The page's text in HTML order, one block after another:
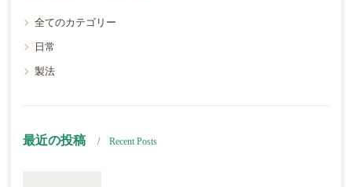
全てのカテゴリー
日常
製法
最近の投稿 Recent Posts